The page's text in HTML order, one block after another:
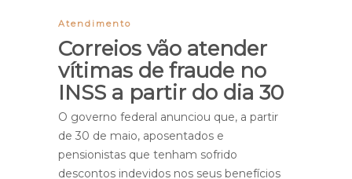
Atendimento
Correios vão atender
vítimas de fraude no
INSS a partir do dia 30
O governo federal anunciou que, a partir
de 30 de maio, aposentados e
pensionistas que tenham sofrido
descontos indevidos nos seus benefícios